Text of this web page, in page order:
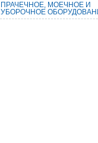
ПРАЧЕЧНОЕ, МОЕЧНОЕ И
УБОРОЧНОЕ